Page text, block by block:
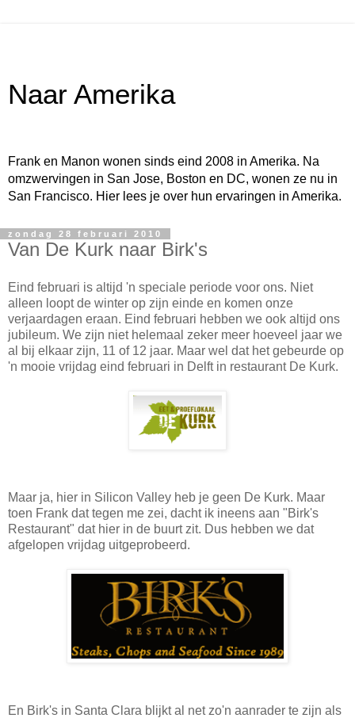
Naar Amerika
Frank en Manon wonen sinds eind 2008 in Amerika. Na
omzwervingen in San Jose, Boston en DC, wonen ze nu in
San Francisco. Hier lees je over hun ervaringen in Amerika.
zondag 28 februari 2010
Van De Kurk naar Birk's
Eind februari is altijd 'n speciale periode voor ons. Niet
alleen loopt de winter op zijn einde en komen onze
verjaardagen eraan. Eind februari hebben we ook altijd ons
jubileum. We zijn niet helemaal zeker meer hoeveel jaar we
al bij elkaar zijn, 11 of 12 jaar. Maar wel dat het gebeurde op
'n mooie vrijdag eind februari in Delft in restaurant De Kurk.
Maar ja, hier in Silicon Valley heb je geen De Kurk. Maar
toen Frank dat tegen me zei, dacht ik ineens aan "Birk's
Restaurant" dat hier in de buurt zit. Dus hebben we dat
afgelopen vrijdag uitgeprobeerd.
En Birk's in Santa Clara blijkt al net zo'n aanrader te zijn als